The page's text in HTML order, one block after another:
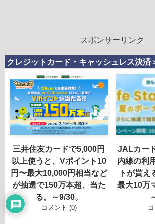
スポンサーリンク
クレジットカード・キャッシュレス決済
三井住友カードで5,000円
以上使うと、Vポイント10
円〜最大10,000円相当など
が抽選で150万本超、当た
る。～9/30。
コメント (0)
JALカー
内線の利
トが貰
最大10万